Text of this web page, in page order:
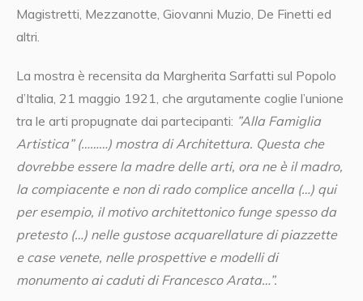
Magistretti, Mezzanotte, Giovanni Muzio, De Finetti ed
altri.
La mostra è recensita da Margherita Sarfatti sul Popolo
d’Italia, 21 maggio 1921, che argutamente coglie l’unione
tra le arti propugnate dai partecipanti: ”Alla Famiglia
Artistica” (………) mostra di Architettura. Questa che
dovrebbe essere la madre delle arti, ora ne è il madro,
la compiacente e non di rado complice ancella (…) qui
per esempio, il motivo architettonico funge spesso da
pretesto (…) nelle gustose acquarellature di piazzette
e case venete, nelle prospettive e modelli di
monumento ai caduti di Francesco Arata…”.